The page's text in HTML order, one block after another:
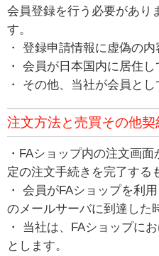
会員登録を行う必要があり
す。
・ 登録申請情報に虚偽の
・ 会員が日本国内に居住
・ その他、当社が会員と
注文方法と売買その他
・FAショップ内の注文画
定の注文手続きを完了する
・ 会員がFAショップを利
のメールサーバに到達した
・ 当社は、FAショップに
とします。